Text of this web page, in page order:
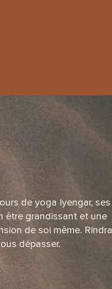
de yoga Iyengar, ses
être grandissant et une
de soi même. Rindra
dépasser.